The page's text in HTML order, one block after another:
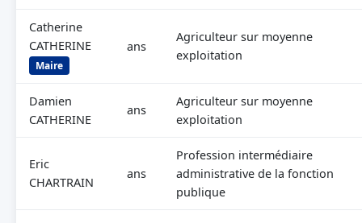
Catherine
CATHERINE
Maire
ans
Agriculteur sur moyenne
exploitation
Damien
CATHERINE
ans
Agriculteur sur moyenne
exploitation
Eric
CHARTRAIN
ans
Profession intermédiaire
administrative de la fonction
publique